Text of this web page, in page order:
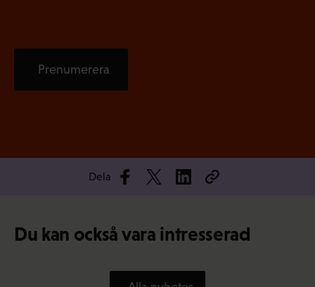
Prenumerera
Dela
Du kan också vara intresserad